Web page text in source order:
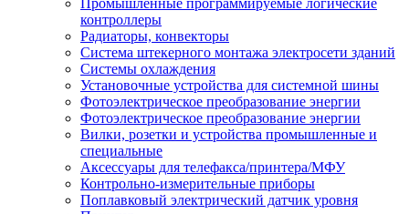
Промышленные программируемые логические
контроллеры
Радиаторы, конвекторы
Система штекерного монтажа электросети зданий
Системы охлаждения
Установочные устройства для системной шины
Фотоэлектрическое преобразование энергии
Фотоэлектрическое преобразование энергии
Вилки, розетки и устройства промышленные и
специальные
Аксессуары для телефакса/принтера/МФУ
Контрольно-измерительные приборы
Поплавковый электрический датчик уровня